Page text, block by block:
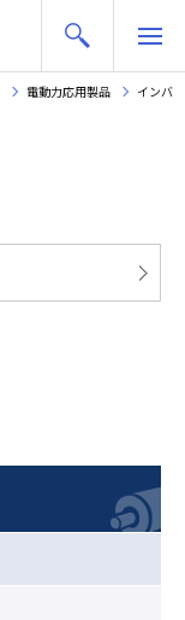
電動力応用製品 インバ